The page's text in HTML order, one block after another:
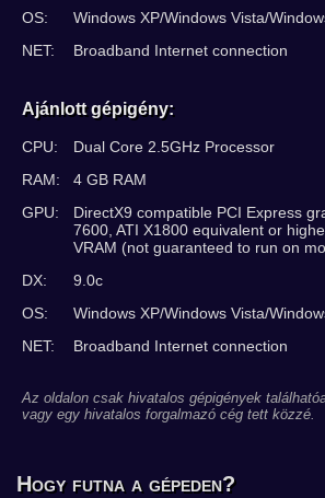
OS:
Windows XP/Windows Vista/
NET:
Broadband Internet connection
Ajánlott gépigény:
CPU:
Dual Core 2.5GHz Processor
RAM:
4 GB RAM
GPU:
DirectX9 compatible PCI Express
7600, ATI X1800 equivalent or
VRAM (not guaranteed to run on
DX:
9.0c
OS:
Windows XP/Windows Vista/
NET:
Broadband Internet connection
Az oldalon csak hivatalos gépigények
vagy egy hivatalos forgalmazó cég tett közzé.
Hogy futna a gépeden?